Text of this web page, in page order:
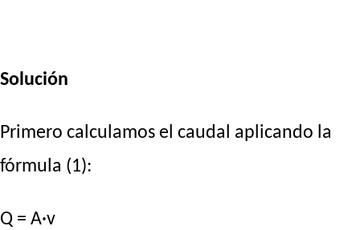
Solución
Primero calculamos el caudal aplicando la
fórmula (1):
Q = A·v